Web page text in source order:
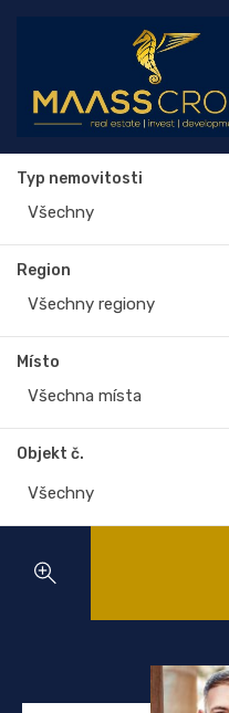
Typ nemovitosti
Všechny
Region
Všechny regiony
Místo
Všechna místa
Objekt č.